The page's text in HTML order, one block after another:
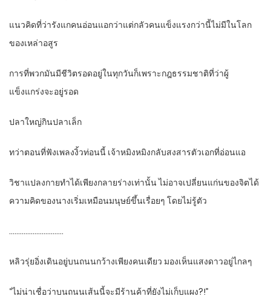
แนวคิดที่ว่ารังแกคนอ่อนแอกว่าแต่กลัวคนแข็งแรงกว่านี้ไม่มีในโลก
ของเหล่าอสูร
การที่พวกมันมีชีวิตรอดอยู่ในทุกวันก็เพราะกฎธรรมชาติที่ว่าผู้
แข็งแกร่งจะอยู่รอด
ปลาใหญ่กินปลาเล็ก
ทว่าตอนที่ฟังเพลงงิ้วท่อนนี้ เจ้าหมิงหมิงกลับสงสารตัวเอกที่อ่อนแอ
วิชาแปลงกายทำได้เพียงกลายร่างเท่านั้น ไม่อาจเปลี่ยนแก่นของจิตได้
ความคิดของนางเริ่มเหมือนมนุษย์ขึ้นเรื่อยๆ โดยไม่รู้ตัว
…………………………
หลิวรุ่ยอิ่งเดินอยู่บนถนนกว้างเพียงคนเดียว มองเห็นแสงดาวอยู่ไกลๆ
“ไม่น่าเชื่อว่าบนถนนเส้นนี้จะมีร้านค้าที่ยังไม่เก็บแผง?!”